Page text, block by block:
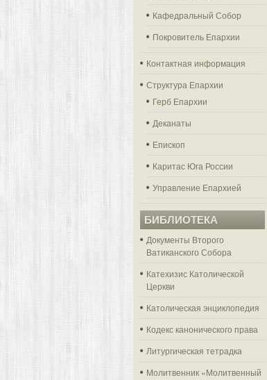
Кафедральный Собор
Покровитель Епархии
Контактная информация
Структура Епархии
Герб Епархии
Деканаты
Епископ
Каритас Юга России
Управление Епархией
БИБЛИОТЕКА
Документы Второго
Ватиканского Собора
Катехизис Католической
Церкви
Католическая энциклопедия
Кодекс канонического права
Литургическая тетрадка
Молитвенник «Молитвенный